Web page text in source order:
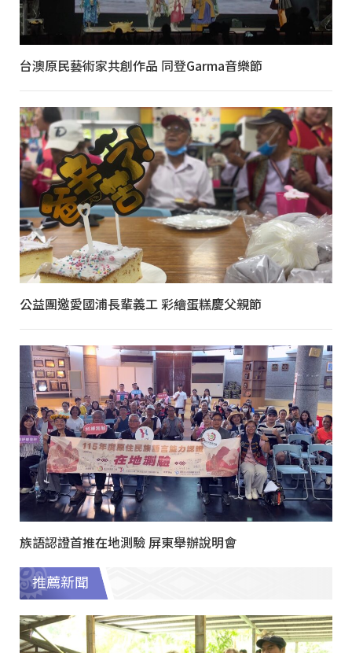
台澳原民藝術家共創作品 同登Garma音樂節
公益團邀愛國浦長輩義工 彩繪蛋糕慶父親節
族語認證首推在地測驗 屏東舉辦說明會
推薦新聞